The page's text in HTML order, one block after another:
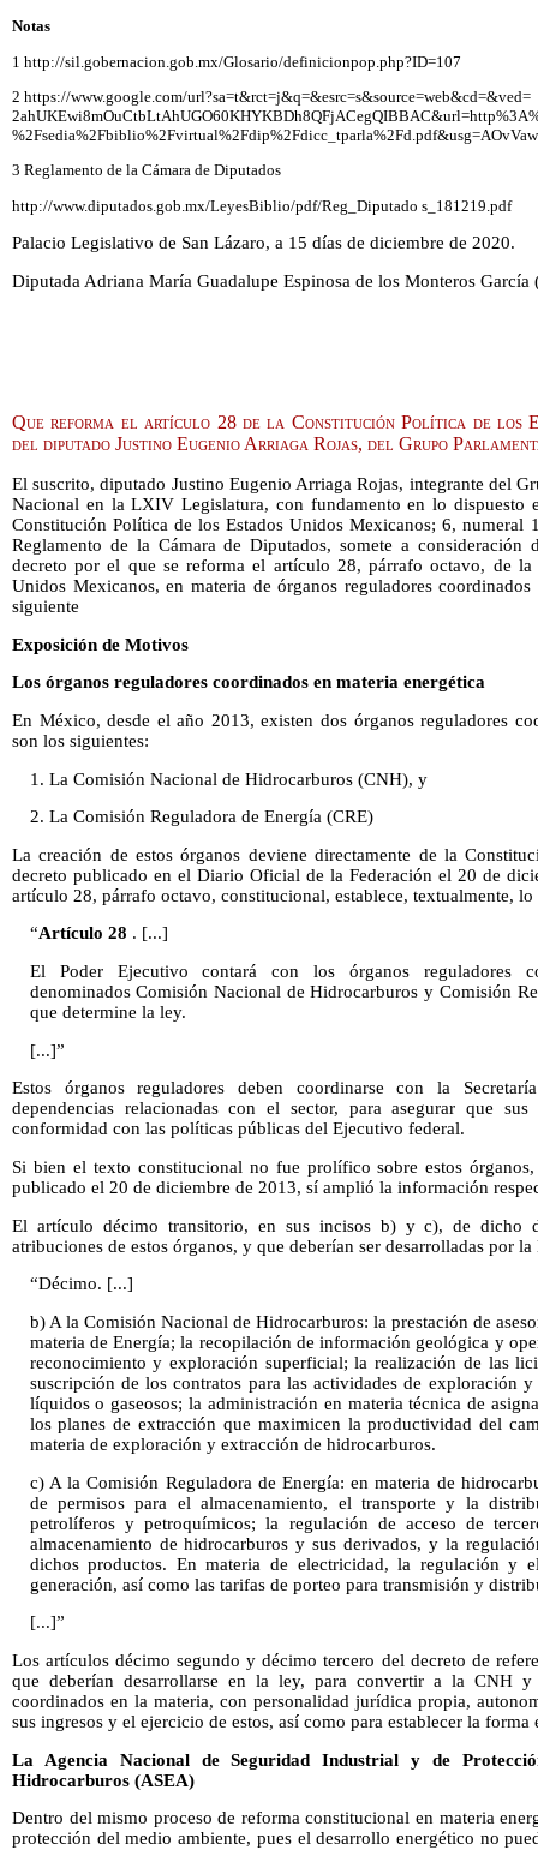
Notas
1 http://sil.gobernacion.gob.mx/Glosario/definicionpop.php?ID=107
2 https://www.google.com/url?sa=t&rct=j&q=&esrc=s&source=web&cd=&ved=
3 Reglamento de la Cámara de Diputados
http://www.diputados.gob.mx/LeyesBiblio/pdf/Reg_Diputado s_181219.pdf
Palacio Legislativo de San Lázaro, a 15 días de diciembre de 2020.
Diputada Adriana María Guadalupe Espinosa de los Monteros García
Que reforma el artículo 28 de la Constitución Política de los
del diputado Justino Eugenio Arriaga Rojas, del Grupo
El suscrito, diputado Justino Eugenio Arriaga Rojas, integrante del
Nacional en la LXIV Legislatura, con fundamento en lo
Constitución Política de los Estados Unidos Mexicanos; 6,
Reglamento de la Cámara de Diputados, somete a
decreto por el que se reforma el artículo 28, párrafo octavo, de la
Unidos Mexicanos, en materia de órganos reguladores
siguiente
Exposición de Motivos
Los órganos reguladores coordinados en materia energética
En México, desde el año 2013, existen dos órganos reguladores
son los siguientes:
1. La Comisión Nacional de Hidrocarburos (CNH), y
2. La Comisión Reguladora de Energía (CRE)
La creación de estos órganos deviene directamente de la
decreto publicado en el Diario Oficial de la Federación el 20 de
artículo 28, párrafo octavo, constitucional, establece, textualmente, lo
“Artículo 28 . [...]
El Poder Ejecutivo contará con los órganos reguladores
denominados Comisión Nacional de Hidrocarburos y Comisión
que determine la ley.
[...]”
Estos órganos reguladores deben coordinarse con la
dependencias relacionadas con el sector, para asegurar que
conformidad con las políticas públicas del Ejecutivo federal.
Si bien el texto constitucional no fue prolífico sobre estos
publicado el 20 de diciembre de 2013, sí amplió la información
El artículo décimo transitorio, en sus incisos b) y c), de dicho
atribuciones de estos órganos, y que deberían ser desarrolladas por la
“Décimo. [...]
b) A la Comisión Nacional de Hidrocarburos: la prestación de
materia de Energía; la recopilación de información geológica y
reconocimiento y exploración superficial; la realización de las
suscripción de los contratos para las actividades de exploración
líquidos o gaseosos; la administración en materia técnica de
los planes de extracción que maximicen la productividad del
materia de exploración y extracción de hidrocarburos.
c) A la Comisión Reguladora de Energía: en materia de
de permisos para el almacenamiento, el transporte y la
petrolíferos y petroquímicos; la regulación de acceso de
almacenamiento de hidrocarburos y sus derivados, y la
dichos productos. En materia de electricidad, la regulación y
generación, así como las tarifas de porteo para transmisión y
[...]”
Los artículos décimo segundo y décimo tercero del decreto de
que deberían desarrollarse en la ley, para convertir a la CNH
coordinados en la materia, con personalidad jurídica propia,
sus ingresos y el ejercicio de estos, así como para establecer la forma
La Agencia Nacional de Seguridad Industrial y de
Hidrocarburos (ASEA)
Dentro del mismo proceso de reforma constitucional en materia
protección del medio ambiente, pues el desarrollo energético no